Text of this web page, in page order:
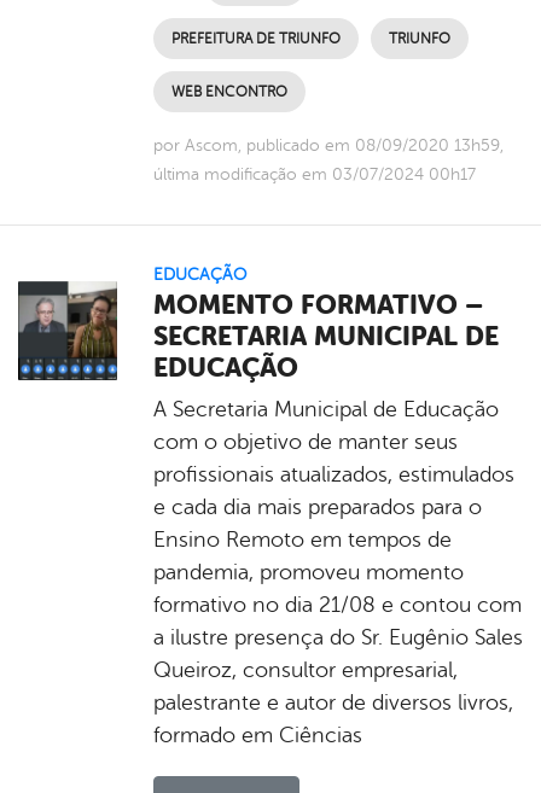
PREFEITURA DE TRIUNFO TRIUNFO
WEB ENCONTRO
por Ascom, publicado em 08/09/2020 13h59,
última modificação em 03/07/2024 00h17
EDUCAÇÃO
MOMENTO FORMATIVO –
SECRETARIA MUNICIPAL DE
EDUCAÇÃO
A Secretaria Municipal de Educação
com o objetivo de manter seus
profissionais atualizados, estimulados
e cada dia mais preparados para o
Ensino Remoto em tempos de
pandemia, promoveu momento
formativo no dia 21/08 e contou com
a ilustre presença do Sr. Eugênio Sales
Queiroz, consultor empresarial,
palestrante e autor de diversos livros,
formado em Ciências